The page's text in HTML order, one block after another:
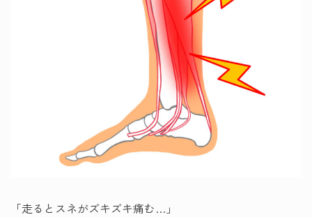
「走るとスネがズキズキ痛む…」